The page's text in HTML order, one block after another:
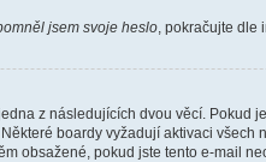
jsem svoje heslo, pokračujte dle
z následujících dvou věcí. Pokud
boardy vyžadují aktivaci
obsažené, pokud jste tento e-mail